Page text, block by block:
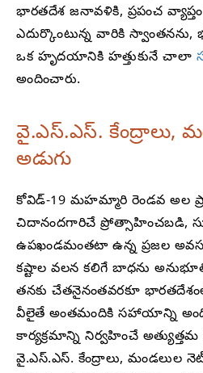
భారతదేశ జనావళికి, ప్రపంచ
ఎదుర్కొంటున్న వారికి
ఒక హృదయానికి హత్తుకునే చాలా
అందించారు.
వై.ఎస్.ఎస్. కేంద్రాలు,
అడుగు
కోవిడ్-19 మహమ్మారి రెండవ అల
చిదానందగారిచే ప్రోత్సాహించబడి,
ఉపఖండమంతటా ఉన్న ప్రజల
కష్టాల వలన కలిగే బాధను
తనకు చేతనైనంతవరకూ
వీలైతే అంతమందికి సహాయాన్ని
కార్యక్రమాన్ని నిర్వహించే అత్యుత్తమ
వై.ఎస్.ఎస్. కేంద్రాలు, మండలుల